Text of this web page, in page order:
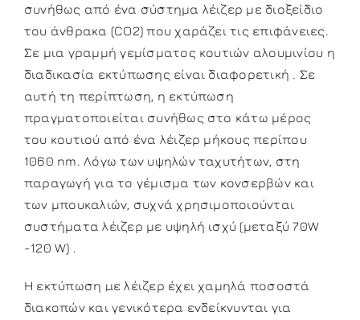
συνήθως από ένα σύστημα λέιζερ με διοξείδιο
του άνθρακα (CO2) που χαράζει τις επιφάνειες.
Σε μια γραμμή γεμίσματος κουτιών αλουμινίου η
διαδικασία εκτύπωσης είναι διαφορετική . Σε
αυτή τη περίπτωση, η εκτύπωση
πραγματοποιείται συνήθως στο κάτω μέρος
του κουτιού από ένα λέιζερ μήκους περίπου
1060 nm. Λόγω των υψηλών ταχυτήτων, στη
παραγωγή για το γέμισμα των κονσερβών και
των μπουκαλιών, συχνά χρησιμοποιούνται
συστήματα λέιζερ με υψηλή ισχύ (μεταξύ 70W
-120 W) .
Η εκτύπωση µε λέιζερ έχει χαμηλά ποσοστά
διακοπών και γενικότερα ενδείκνυνται για